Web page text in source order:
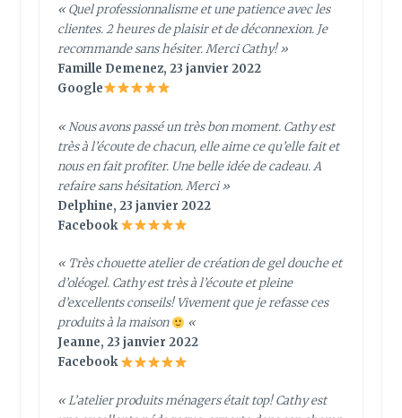
«Quel professionnalisme et une patience avec les
clientes. 2 heures de plaisir et de déconnexion. Je
recommande sans hésiter. Merci Cathy!»
Famille Demenez, 23 janvier 2022
Google
« Nous avons passé un très bon moment. Cathy est
très à l’écoute de chacun, elle aime ce qu’elle fait et
nous en fait profiter. Une belle idée de cadeau. A
refaire sans hésitation. Merci »
Delphine, 23 janvier 2022
Facebook
« Très chouette atelier de création de gel douche et
d’oléogel. Cathy est très à l’écoute et pleine
d’excellents conseils! Vivement que je refasse ces
produits à la maison
«
Jeanne, 23 janvier 2022
Facebook
«L’atelier produits ménagers était top! Cathy est